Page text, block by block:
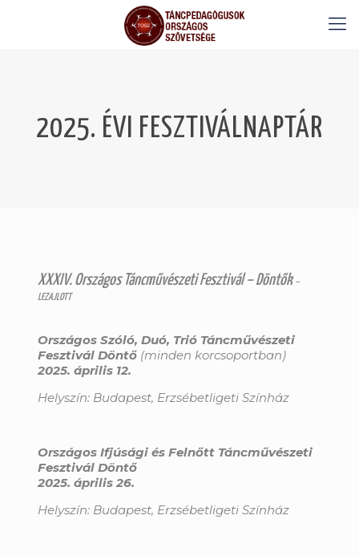
2025. ÉVI FESZTIVÁLNAPTÁR
XXXIV. Országos Táncművészeti Fesztivál – Döntők–
LEZAJLOTT
Országos Szóló, Duó, Trió Táncművészeti
Fesztivál Döntő(minden korcsoportban)
2025. április 12.
Helyszín: Budapest, Erzsébetligeti Színház
Országos Ifjúsági és Felnőtt Táncművészeti
Fesztivál Döntő
2025. április 26.
Helyszín: Budapest, Erzsébetligeti Színház